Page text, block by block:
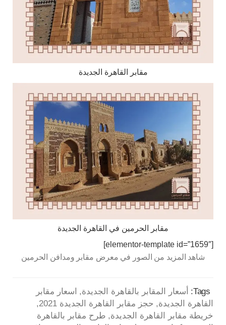
مقابر القاهرة الجديدة
مقابر الحرمين في القاهرة الجديدة
[elementor-template id=”1659″]
شاهد المزيد من الصور في معرض مقابر ومدافن الحرمين
Tags: أسعار المقابر بالقاهرة الجديدة
اسعار مقابر
القاهرة الجديدة حجز مقابر القاهرة الجديدة 2021
خريطة مقابر القاهرة الجديدة طرح مقابر بالقاهرة